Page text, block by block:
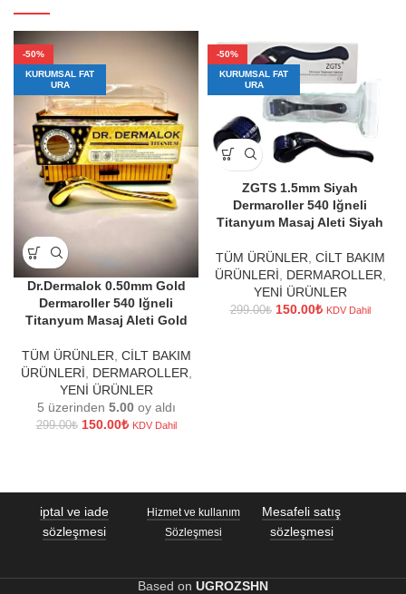
-50%
KURUMSAL FAT
URA
Dr.Dermalok 0.50mm Gold
Dermaroller 540 Iğneli
Titanyum Masaj Aleti Gold
TÜM ÜRÜNLER CİLT BAKIM
ÜRÜNLERİ
DERMAROLLER
YENİ ÜRÜNLER
5 üzerinden 5.00oy aldı
299.00₺ 150.00₺ KDV Dahil
-50%
KURUMSAL FAT
URA
ZGTS 1.5mm Siyah
Dermaroller 540 Iğneli
Titanyum Masaj Aleti Siyah
TÜM ÜRÜNLER CİLT BAKIM
ÜRÜNLERİ
DERMAROLLER
YENİ ÜRÜNLER
299.00₺ 150.00₺ KDV Dahil
iptal ve iade
sözleşmesi
Hizmet ve kullanım
Sözleşmesi
Mesafeli satış
sözleşmesi
Based on UGROZSHN